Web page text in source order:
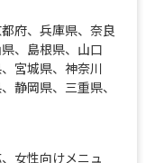
府、 兵庫県、 奈良
、 島根県、 山口
、 宮城県、 神奈川
、 静岡県、 三重県、
、 女性向けメニュ